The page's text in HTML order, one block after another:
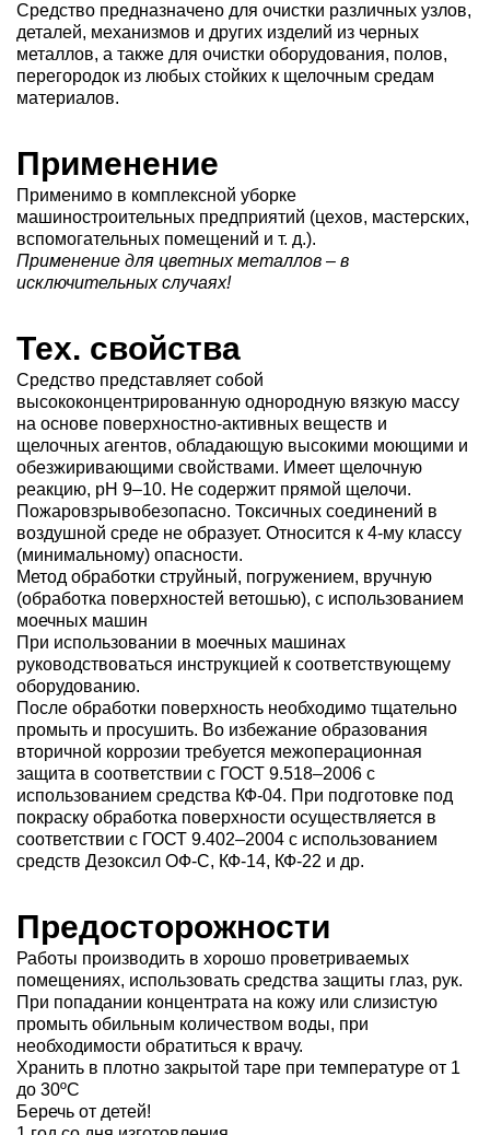
Средство предназначено для очистки различных узлов,
деталей, механизмов и других изделий из черных
металлов, а также для очистки оборудования, полов,
перегородок из любых стойких к щелочным средам
материалов.
Применение
Применимо в комплексной уборке
машиностроительных предприятий (цехов, мастерских,
вспомогательных помещений и т. д.).
Применение для цветных металлов – в
исключительных случаях!
Тех. свойства
Средство представляет собой
высококонцентрированную однородную вязкую массу
на основе поверхностно-активных веществ и
щелочных агентов, обладающую высокими моющими и
обезжиривающими свойствами. Имеет щелочную
реакцию, pH 9–10. Не содержит прямой щелочи.
Пожаровзрывобезопасно. Токсичных соединений в
воздушной среде не образует. Относится к 4-му классу
(минимальному) опасности.
Метод обработки струйный, погружением, вручную
(обработка поверхностей ветошью), с использованием
моечных машин
При использовании в моечных машинах
руководствоваться инструкцией к соответствующему
оборудованию.
После обработки поверхность необходимо тщательно
промыть и просушить. Во избежание образования
вторичной коррозии требуется межоперационная
защита в соответствии с ГОСТ 9.518–2006 с
использованием средства КФ-04. При подготовке под
покраску обработка поверхности осуществляется в
соответствии с ГОСТ 9.402–2004 с использованием
средств Дезоксил ОФ-С, КФ-14, КФ-22 и др.
Предосторожности
Работы производить в хорошо проветриваемых
помещениях, использовать средства защиты глаз, рук.
При попадании концентрата на кожу или слизистую
промыть обильным количеством воды, при
необходимости обратиться к врачу.
Хранить в плотно закрытой таре при температуре от 1
до 30ºС
Беречь от детей!